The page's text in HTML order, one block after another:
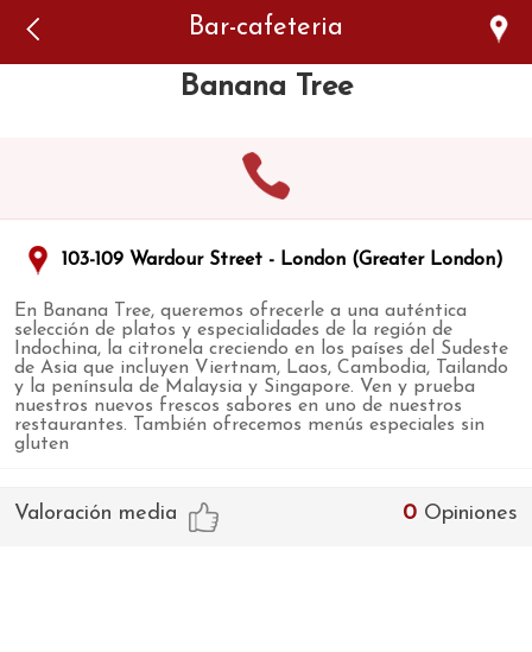
Bar-cafeteria
Banana Tree
103-109 Wardour Street - London (Greater London)
En Banana Tree, queremos ofrecerle a una auténtica
selección de platos y especialidades de la región de
Indochina, la citronela creciendo en los países del Sudeste
de Asia que incluyen Viertnam, Laos, Cambodia, Tailando
y la península de Malaysia y Singapore. Ven y prueba
nuestros nuevos frescos sabores en uno de nuestros
restaurantes. También ofrecemos menús especiales sin
gluten
0 Opiniones
Valoración media
Error: The domain WWW.VIAJARSINGLUTEN.COM is not
authorized to show the cookie declaration for domain group
ID 546ddaab-b478-4440-aa8a-3b0205284212. Please add it to
the domain group in the Cookiebot Manager to authorize